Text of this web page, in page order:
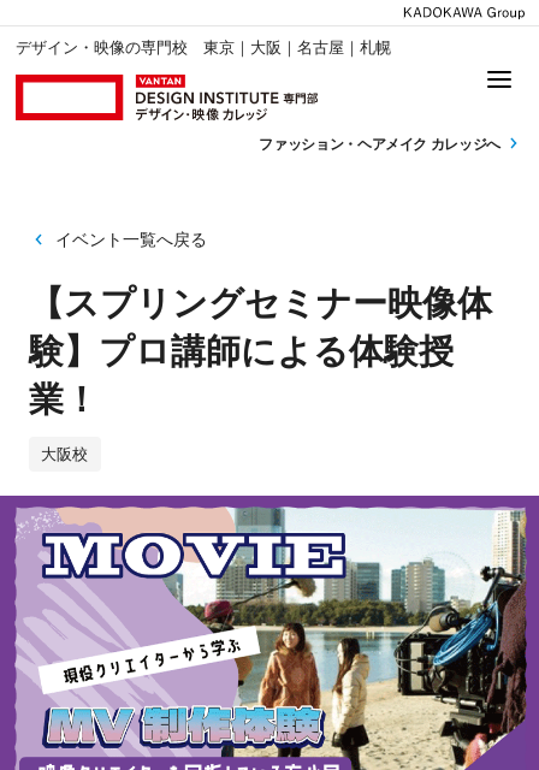
デザイン・映像の専門校 東京｜大阪｜名古屋｜札幌
ファッション・ ヘアメイク カレッジへ
イベント一覧へ戻る
【スプリングセミナー映像体
験】プロ講師による体験授
業！
大阪校